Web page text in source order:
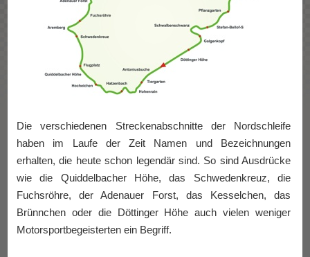
Die verschiedenen Streckenabschnitte der Nordschleife
haben im Laufe der Zeit Namen und Bezeichnungen
erhalten, die heute schon legendär sind. So sind Ausdrücke
wie die Quiddelbacher Höhe, das Schwedenkreuz, die
Fuchsröhre, der Adenauer Forst, das Kesselchen, das
Brünnchen oder die Döttinger Höhe auch vielen weniger
Motorsportbegeisterten ein Begriff.